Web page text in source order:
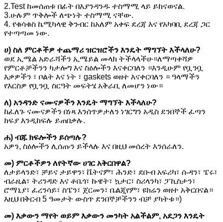
2.Test ከመሰጠቱ በፊት በእያንዳንዱ ተስማሚ ላይ ይከናወናል.
3.ሁሉም ጥቅሎች ለጭነት ተስማሚ ናቸው.
4. የቁሳቁስ ኬሚካላዊ ቅንብር ከአለም አቀፍ ደረጃ እና የአካባቢ ደረጃ ጋር
የተጣጣመ ነው.
ሀ) ስለ ምርቶችዎ ተጨማሪ ዝርዝሮችን እንዴት ማግኘት እችላለሁ?
ወደ ኢሜል አድራሻችን ኢሜይል መላክ ትችላላችሁ።ለማጣቀሻዎ
የምርቶቻችንን ካታሎግ እና ስዕሎችን እናቀርባለን ።እንዲሁም የቧንቧ
እቃዎችን ፣ ቦልት እና ነት ፣ gaskets ወዘተ እናቀርባለን ። ዓላማችን
የእርስዎ የቧንቧ ስርዓት መፍትሄ አቅራቢ ለመሆን ነው።
ለ) አንዳንድ ናሙናዎችን እንዴት ማግኘት እችላለሁ?
ከፈለጉ ናሙናዎችን በነጻ እንሰጥዎታለን ነገርግን አዲስ ደንበኞች ፈጣን
ክፍያ እንዲከፍሉ ይጠበቃሉ.
ሐ) ብጁ ክፍሎችን ይሰጣሉ?
አዎን, ስዕሎችን ሊሰጡን ይችላሉ እና በዚህ መሰረት እንሰራለን.
መ) ምርቶችዎን ለየትኛው ሀገር አቅርበዋል?
ለታይላንድ፣ ቻይና ታይዋን፣ ቬትናም፣ ሕንድ፣ ደቡብ አፍሪካ፣ ሱዳን፣ ፔሩ፣
ብራዚል፣ ትሪንዳድ እና ቶቤጎ፣ ኩዌት፣ ኳታር፣ ስሪላንካ፣ ፓኪስታን፣
ሮማኒያ፣ ፈረንሳይ፣ ስፔን፣ ጀርመን፣ ቤልጂየም፣ ዩክሬን ወዘተ አቅርበናል።
እዚህ በቅርብ 5 ዓመታት ውስጥ ደንበኞቻችንን ብቻ ያካትቱ።)
መ) እቃውን ማየት ወይም እቃውን መንካት አልችልም, አደጋን እንዴት